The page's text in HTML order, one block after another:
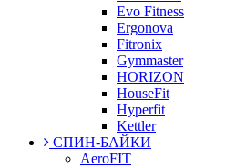
Evo Fitness
Ergonova
Fitronix
Gymmaster
HORIZON
HouseFit
Hyperfit
Kettler
СПИН-БАЙКИ
AeroFIT